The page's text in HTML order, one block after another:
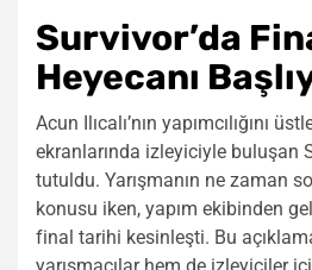
Survivor’da
Heyecanı
Acun Ilıcalı’nın yapımcılığını
ekranlarında izleyiciyle buluşan
tutuldu. Yarışmanın ne zaman
konusu iken, yapım ekibinden
final tarihi kesinleşti. Bu
yarışmacılar hem de izleyiciler